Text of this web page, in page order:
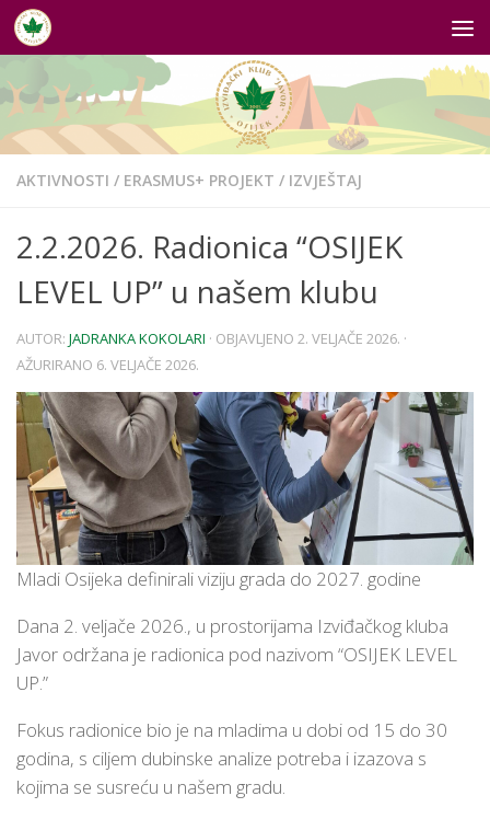
Skip to content
AKTIVNOSTI / ERASMUS+ PROJEKT / IZVJEŠTAJ
2.2.2026. Radionica “OSIJEK
LEVEL UP” u našem klubu
AUTOR: JADRANKA KOKOLARI · OBJAVLJENO 2. VELJAČE 2026. ·
AŽURIRANO 6. VELJAČE 2026.
Mladi Osijeka definirali viziju grada do 2027. godine
Dana 2. veljače 2026., u prostorijama Izviđačkog kluba
Javor održana je radionica pod nazivom “OSIJEK LEVEL
UP.”
Fokus radionice bio je na mladima u dobi od 15 do 30
godina, s ciljem dubinske analize potreba i izazova s
kojima se susreću u našem gradu.